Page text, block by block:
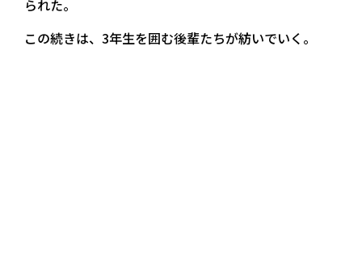
られた。
この続きは、3年生を囲む後輩たちが紡いでいく。